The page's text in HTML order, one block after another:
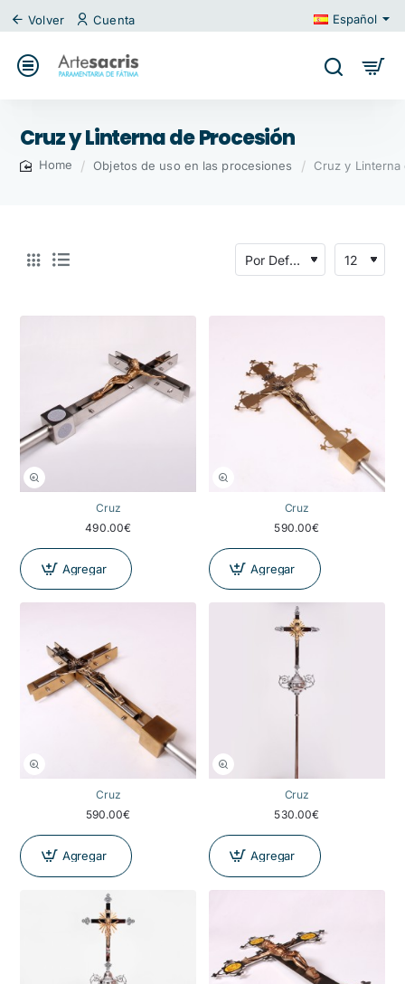
Volver Cuenta Español
Cruz y Linterna de Procesión
Objetos de uso en las procesiones Cruz y
Cruz
490.00€
Agregar
Cruz
590.00€
Agregar
Cruz
590.00€
Agregar
Cruz
530.00€
Agregar